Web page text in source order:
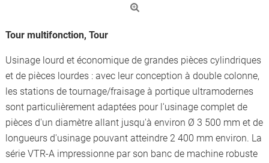
Tour multifonction, Tour
Usinage lourd et économique de grandes pièces cylindriques
et de pièces lourdes : avec leur conception à double colonne,
les stations de tournage/fraisage à portique ultramodernes
sont particulièrement adaptées pour l'usinage complet de
pièces d'un diamètre allant jusqu'à environ Ø 3 500 mm et de
longueurs d'usinage pouvant atteindre 2 400 mm environ. La
série VTR-A impressionne par son banc de machine robuste